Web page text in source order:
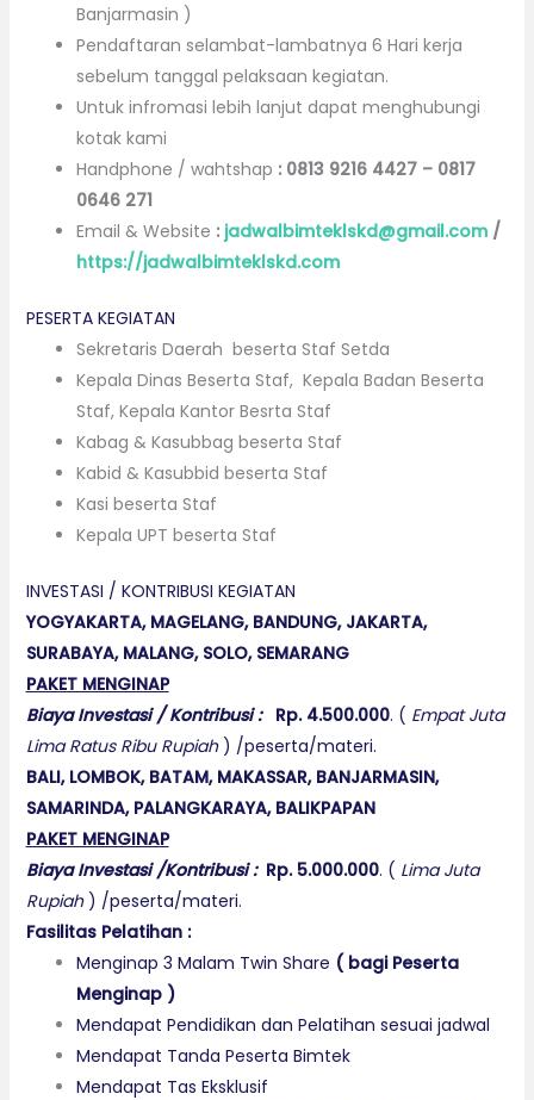
Banjarmasin )
Pendaftaran selambat-lambatnya 6 Hari kerja
sebelum tanggal pelaksaan kegiatan.
Untuk infromasi lebih lanjut dapat menghubungi
kotak kami
Handphone / wahtshap : 0813 9216 4427– 0817
0646 271
Email & Website : jadwalbimteklskd@gmail.com/
https://jadwalbimteklskd.com
PESERTA KEGIATAN
Sekretaris Daerah beserta Staf Setda
Kepala Dinas Beserta Staf, Kepala Badan Beserta
Staf, Kepala Kantor Besrta Staf
Kabag & Kasubbag beserta Staf
Kabid & Kasubbid beserta Staf
Kasi beserta Staf
Kepala UPT beserta Staf
INVESTASI / KONTRIBUSI KEGIATAN
YOGYAKARTA, MAGELANG, BANDUNG, JAKARTA,
SURABAYA, MALANG, SOLO, SEMARANG
PAKET MENGINAP
Biaya Investasi / Kontribusi :
Rp. 4.500.000. ( Empat Juta
Lima Ratus Ribu Rupiah) /peserta/materi.
BALI, LOMBOK, BATAM, MAKASSAR, BANJARMASIN,
SAMARINDA, PALANGKARAYA, BALIKPAPAN
PAKET MENGINAP
Biaya Investasi /Kontribusi : Rp. 5.000.000. ( Lima Juta
Rupiah) /peserta/materi.
Fasilitas Pelatihan :
Menginap 3 Malam Twin Share ( bagi Peserta
Menginap )
Mendapat Pendidikan dan Pelatihan sesuai jadwal
Mendapat Tanda Peserta Bimtek
Mendapat Tas Eksklusif